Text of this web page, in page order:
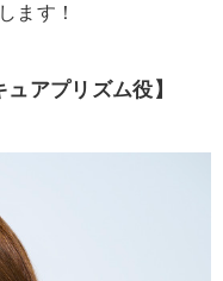
ます！
アプリズム役】